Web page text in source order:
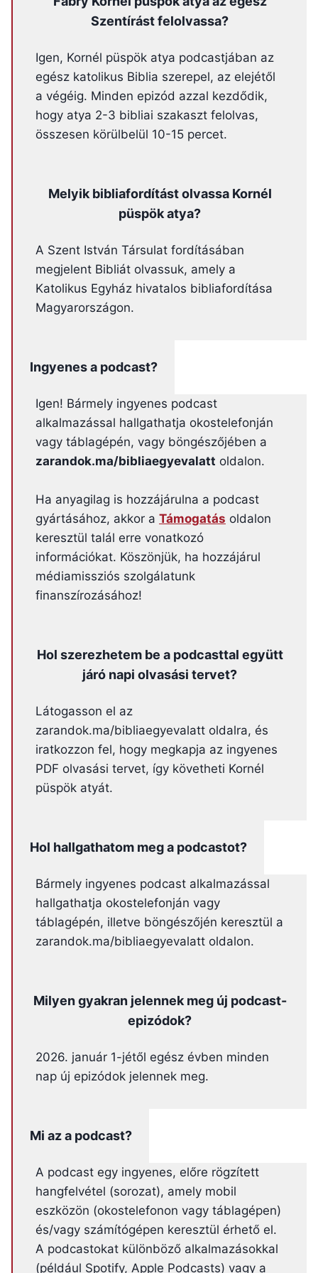
Szentírást felolvassa?
Igen, Kornél püspök atya podcastjában az
egész katolikus Biblia szerepel, az elejétől
a végéig. Minden epizód azzal kezdődik,
hogy atya 2-3 bibliai szakaszt felolvas,
összesen körülbelül 10-15 percet.
Melyik bibliafordítást olvassa Kornél
püspök atya?
A Szent István Társulat fordításában
megjelent Bibliát olvassuk, amely a
Katolikus Egyház hivatalos bibliafordítása
Magyarországon.
Ingyenes a podcast?
Igen! Bármely ingyenes podcast
alkalmazással hallgathatja okostelefonján
vagy táblagépén, vagy böngészőjében a
zarandok.ma/bibliaegyevalatt oldalon.
Ha anyagilag is hozzájárulna a podcast
gyártásához, akkor a Támogatás oldalon
keresztül talál erre vonatkozó
információkat. Köszönjük, ha hozzájárul
médiamissziós szolgálatunk
finanszírozásához!
Hol szerezhetem be a podcasttal együtt
járó napi olvasási tervet?
Látogasson el az
zarandok.ma/bibliaegyevalatt oldalra, és
iratkozzon fel, hogy megkapja az ingyenes
PDF olvasási tervet, így követheti Kornél
püspök atyát.
Hol hallgathatom meg a podcastot?
Bármely ingyenes podcast alkalmazással
hallgathatja okostelefonján vagy
táblagépén, illetve böngészőjén keresztül a
zarandok.ma/bibliaegyevalatt oldalon.
Milyen gyakran jelennek meg új podcast-
epizódok?
2026. január 1-jétől egész évben minden
nap új epizódok jelennek meg.
Mi az a podcast?
A podcast egy ingyenes, előre rögzített
hangfelvétel (sorozat), amely mobil
eszközön (okostelefonon vagy táblagépen)
és/vagy számítógépen keresztül érhető el.
A podcastokat különböző alkalmazásokkal
(például Spotify, Apple Podcasts) vagy a